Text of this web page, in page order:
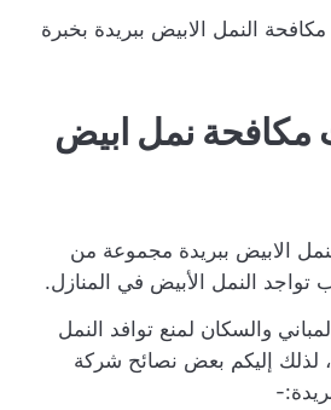
النمل الابيض ببريدة بخبرة
مكافحة نمل ابيض
الابيض ببريدة مجموعة من
تواجد النمل الأبيض في المنازل.
والسكان لمنع توافد النمل
لذلك إليكم بعض نصائح شركة